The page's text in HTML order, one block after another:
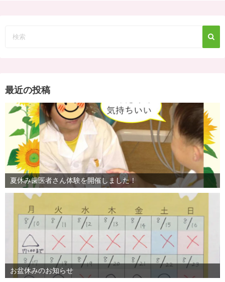
最近の投稿
夏休み歯医者さん体験を開催しました！
お盆休みのお知らせ